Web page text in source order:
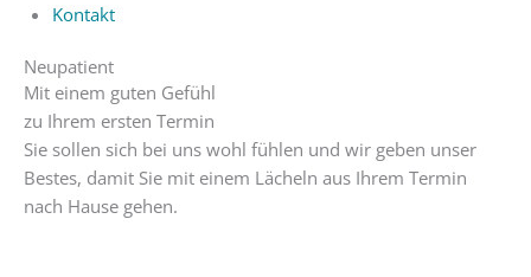
Kontakt
Neupatient
Mit einem guten Gefühl
zu Ihrem ersten Termin
Sie sollen sich bei uns wohl fühlen und wir geben unser
Bestes, damit Sie mit einem Lächeln aus Ihrem Termin
nach Hause gehen.